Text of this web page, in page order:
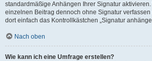
standardmäßige Anhängen Ihrer Signatur
einzelnen Beitrag dennoch ohne Signatur
dort einfach das Kontrollkästchen „Signatur
Nach oben
Wie kann ich eine Umfrage erstellen?